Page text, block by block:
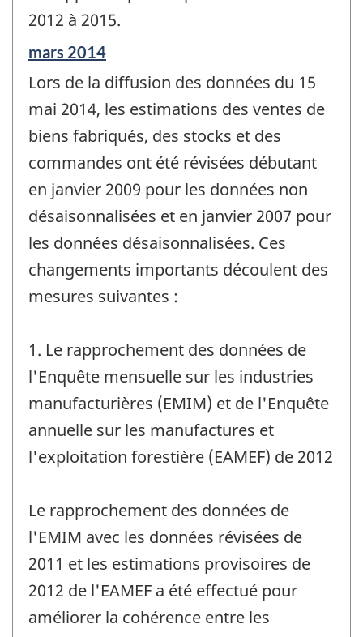
2012 à 2015.
Période
référence
de
changement
-
mars 2014
Lors de la diffusion des données du 15
mai 2014, les estimations des ventes de
biens fabriqués, des stocks et des
commandes ont été révisées débutant
en janvier 2009 pour les données non
désaisonnalisées et en janvier 2007 pour
les données désaisonnalisées. Ces
changements importants découlent des
mesures suivantes :
1. Le rapprochement des données de
l'Enquête mensuelle sur les industries
manufacturières (EMIM) et de l'Enquête
annuelle sur les manufactures et
l'exploitation forestière (EAMEF) de 2012
Le rapprochement des données de
l'EMIM avec les données révisées de
2011 et les estimations provisoires de
2012 de l'EAMEF a été effectué pour
améliorer la cohérence entre les